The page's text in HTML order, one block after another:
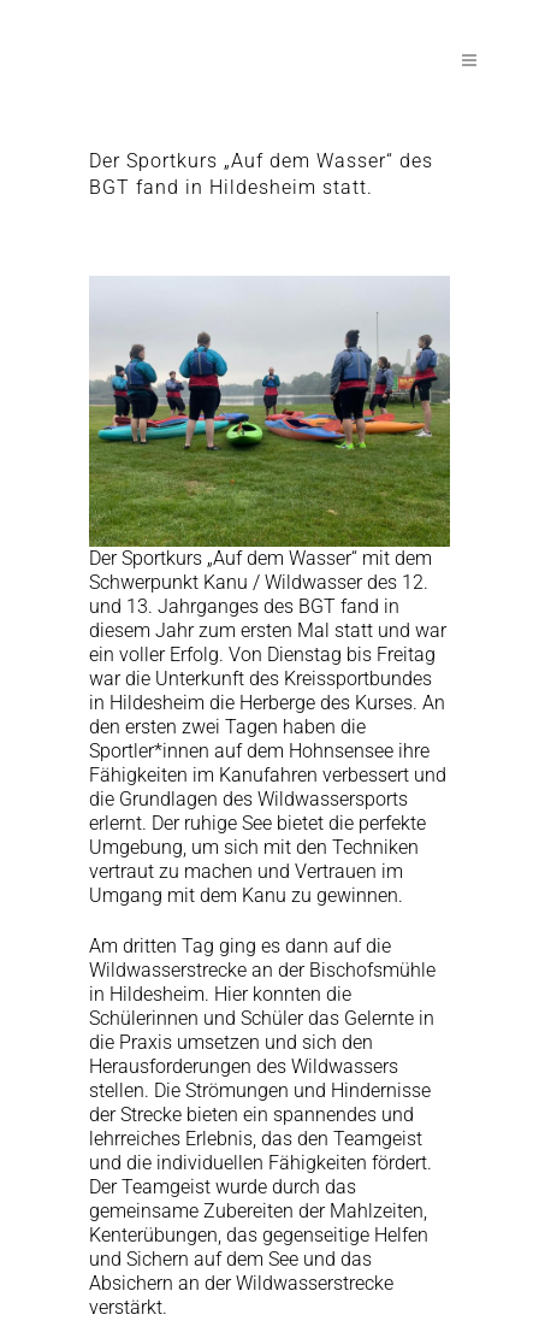
Der Sportkurs „Auf dem Wasser“ des
BGT fand in Hildesheim statt.
Der Sportkurs „Auf dem Wasser“ mit dem
Schwerpunkt Kanu / Wildwasser des 12.
und 13. Jahrganges des BGT fand in
diesem Jahr zum ersten Mal statt und war
ein voller Erfolg. Von Dienstag bis Freitag
war die Unterkunft des Kreissportbundes
in Hildesheim die Herberge des Kurses. An
den ersten zwei Tagen haben die
Sportler*innen auf dem Hohnsensee ihre
Fähigkeiten im Kanufahren verbessert und
die Grundlagen des Wildwassersports
erlernt. Der ruhige See bietet die perfekte
Umgebung, um sich mit den Techniken
vertraut zu machen und Vertrauen im
Umgang mit dem Kanu zu gewinnen.
Am dritten Tag ging es dann auf die
Wildwasserstrecke an der Bischofsmühle
in Hildesheim. Hier konnten die
Schülerinnen und Schüler das Gelernte in
die Praxis umsetzen und sich den
Herausforderungen des Wildwassers
stellen. Die Strömungen und Hindernisse
der Strecke bieten ein spannendes und
lehrreiches Erlebnis, das den Teamgeist
und die individuellen Fähigkeiten fördert.
Der Teamgeist wurde durch das
gemeinsame Zubereiten der Mahlzeiten,
Kenterübungen, das gegenseitige Helfen
und Sichern auf dem See und das
Absichern an der Wildwasserstrecke
verstärkt.